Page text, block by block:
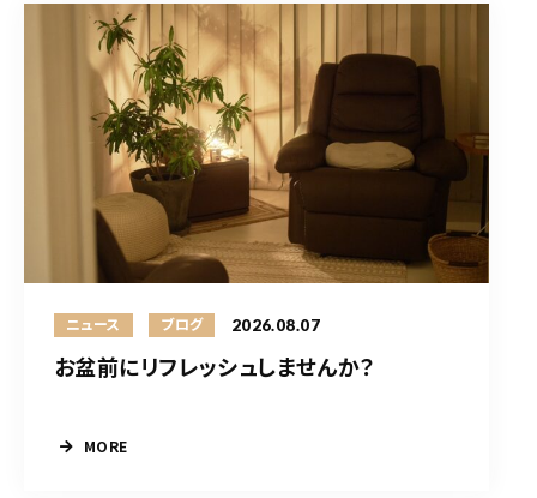
ニュース ブログ 2026.08.07
お盆前にリフレッシュしませんか？
MORE